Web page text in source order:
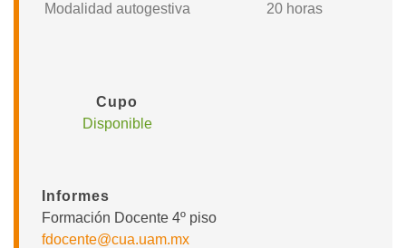
Modalidad autogestiva
20 horas
Cupo
Disponible
Informes
Formación Docente 4º piso
fdocente@cua.uam.mx